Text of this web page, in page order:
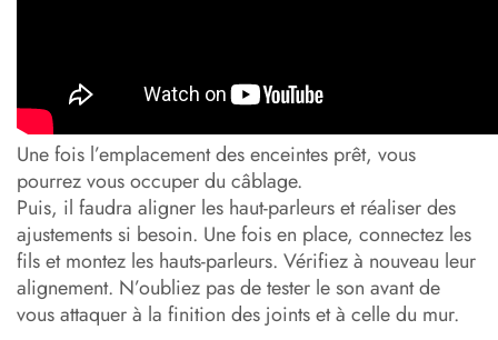
Une fois l’emplacement des enceintes prêt, vous
pourrez vous occuper du câblage.
Puis, il faudra aligner les haut-parleurs et réaliser des
ajustements si besoin. Une fois en place, connectez les
fils et montez les hauts-parleurs. Vérifiez à nouveau leur
alignement. N’oubliez pas de tester le son avant de
vous attaquer à la finition des joints et à celle du mur.